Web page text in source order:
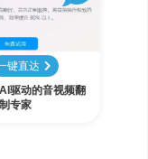
键直达
驱动的音视频翻
专家